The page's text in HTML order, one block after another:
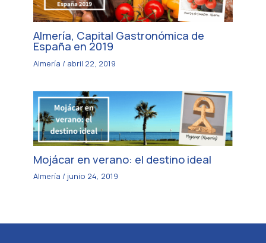
Almería, Capital Gastronómica de
España en 2019
Almería / abril 22, 2019
Mojácar en verano: el destino ideal
Almería / junio 24, 2019